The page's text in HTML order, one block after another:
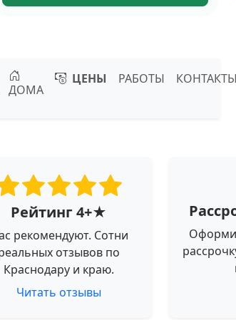
ДОМА
ЦЕНЫ РАБОТЫ КОНТАКТЫ
Рейтинг 4+★
рекомендуют. Сотни
отзывов по
Краснодару и краю.
Читать отзывы